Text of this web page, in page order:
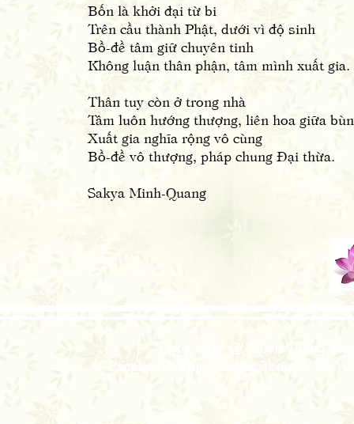
Bốn là khởi đại từ bi
Trên cầu thành Phật, dưới vì độ sinh
Bồ-đề tâm giữ chuyên tinh
Không luận thân phận, tâm mình xuất gia.
Thân tuy còn ở trong nhà
Tâm luôn hướng thượng, liên hoa giữa bùn
Xuất gia nghĩa rộng vô cùng
Bồ-đề vô thượng, pháp chung Đại thừa.
Sakya Minh-Quang
Copy right @ Thien Tuong
Facebook: Thien Tuong Temple; Tu